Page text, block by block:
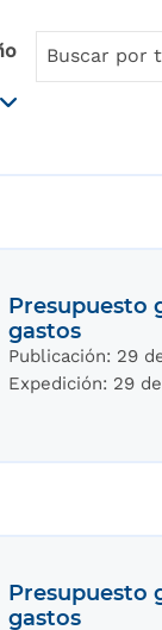
Presupuesto
gastos
Publicación: 29
Expedición: 29
Presupuesto
gastos